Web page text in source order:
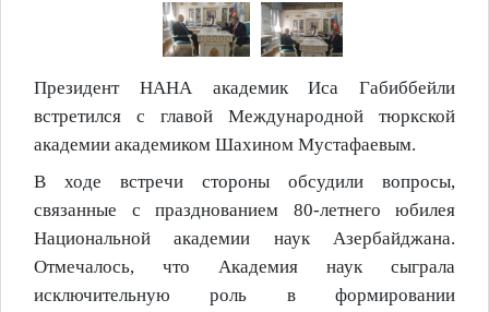
Президент НАНА академик Иса Габиббейли
встретился с главой Международной тюркской
академии академиком Шахином Мустафаевым.
В ходе встречи стороны обсудили вопросы,
связанные с празднованием 80-летнего юбилея
Национальной академии наук Азербайджана.
Отмечалось, что Академия наук сыграла
исключительную роль в формировании